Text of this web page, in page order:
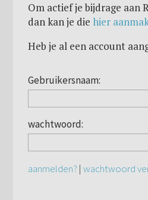
Om actief je bijdrage aan
dan kan je die hier
Heb je al een account
Gebruikersnaam:
wachtwoord:
aanmelden? | wachtwoord